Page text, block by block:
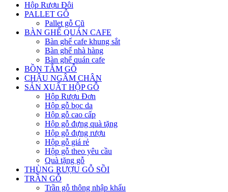
Hộp Rượu Đôi
PALLET GỖ
Pallet gỗ Cũ
BÀN GHẾ QUÁN CAFE
Bàn ghế cafe khung sắt
Bàn ghế nhà hàng
Bàn ghế quán cafe
BỒN TẮM GỖ
CHẬU NGÂM CHÂN
SẢN XUẤT HỘP GỖ
Hộp Rượu Đơn
Hộp gỗ bọc da
Hộp gỗ cao cấp
Hộp gỗ đựng quà tặng
Hộp gỗ đựng rượu
Hộp gỗ giá rẻ
Hộp gỗ theo yêu cầu
Quà tặng gỗ
THÙNG RƯỢU GỖ SỒI
TRẦN GỖ
Trần gỗ thông nhập khẩu